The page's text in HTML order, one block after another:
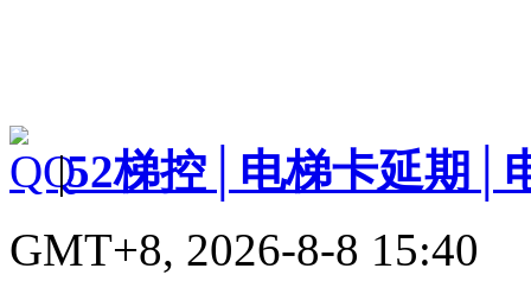
|52梯控│电梯卡延期│
GMT+8, 2026-8-8 15:40